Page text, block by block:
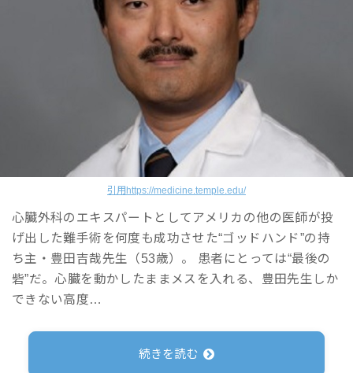
引用https://medicine.temple.edu/
心臓外科のエキスパートとしてアメリカの他の医師が投
げ出した難手術を何度も成功させた“ゴッドハンド”の持
ち主・豊田吉哉先生（53歳）。 患者にとっては“最後の
砦”だ。心臓を動かしたままメスを入れる、豊田先生しか
できない高度…
続きを読む